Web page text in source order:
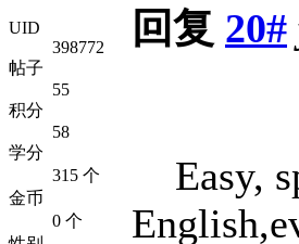
UID
398772
帖子
55
积分
58
学分
315 个
金币
0 个
回复 20#
Easy,